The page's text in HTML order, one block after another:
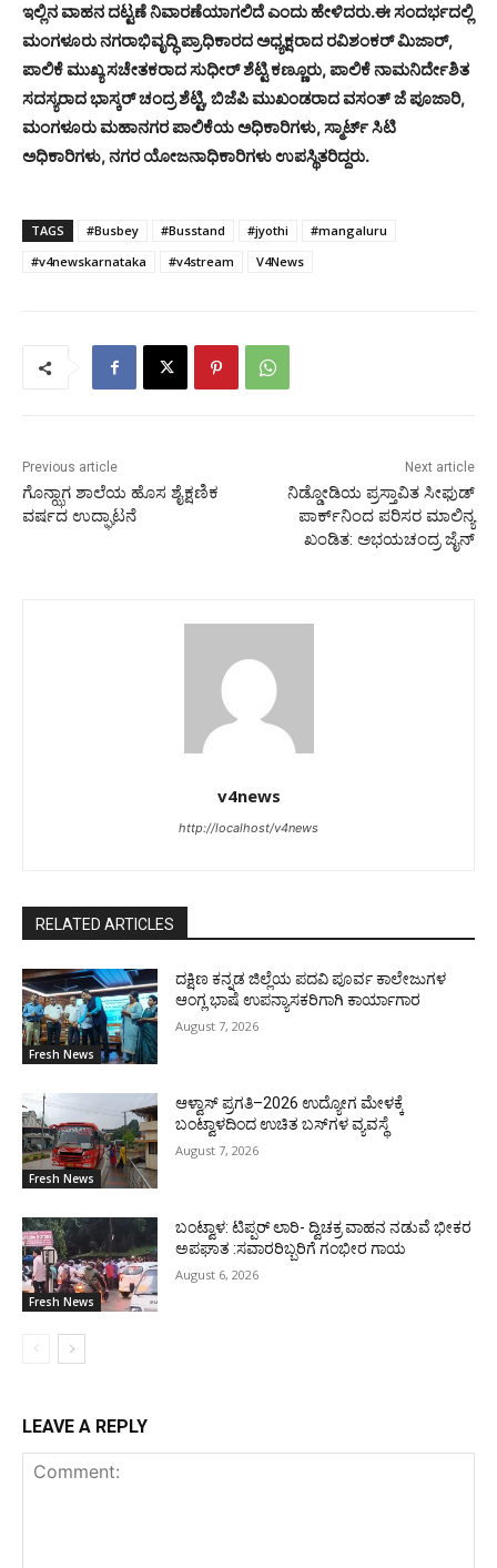
ಇಲ್ಲಿನ ವಾಹನ ದಟ್ಟಣೆ ನಿವಾರಣೆಯಾಗಲಿದೆ ಎಂದು ಹೇಳಿದರು.ಈ ಸಂದರ್ಭದಲ್ಲಿ
ಮಂಗಳೂರು ನಗರಾಭಿವೃದ್ಧಿ ಪ್ರಾಧಿಕಾರದ ಅಧ್ಯಕ್ಷರಾದ ರವಿಶಂಕರ್ ಮಿಜಾರ್,
ಪಾಲಿಕೆ ಮುಖ್ಯ ಸಚೇತಕರಾದ ಸುಧೀರ್ ಶೆಟ್ಟಿ ಕಣ್ಣೂರು, ಪಾಲಿಕೆ ನಾಮನಿರ್ದೇಶಿತ
ಸದಸ್ಯರಾದ ಭಾಸ್ಕರ್ ಚಂದ್ರ ಶೆಟ್ಟಿ, ಬಿಜೆಪಿ ಮುಖಂಡರಾದ ವಸಂತ್ ಜೆ ಪೂಜಾರಿ,
ಮಂಗಳೂರು ಮಹಾನಗರ ಪಾಲಿಕೆಯ ಅಧಿಕಾರಿಗಳು, ಸ್ಮಾರ್ಟ್ ಸಿಟಿ
ಅಧಿಕಾರಿಗಳು, ನಗರ ಯೋಜನಾಧಿಕಾರಿಗಳು ಉಪಸ್ಥಿತರಿದ್ದರು.
TAGS #Busbey #Busstand #jyothi
#mangaluru
#v4newskarnataka
#v4stream V4News
Previous article
ಗೊನ್ಝಾಗ ಶಾಲೆಯ ಹೊಸ ಶೈಕ್ಷಣಿಕ
ವರ್ಷದ ಉದ್ಘಾಟನೆ
Next article
ನಿಡ್ಡೋಡಿಯ ಪ್ರಸ್ತಾವಿತ ಸೀಫುಡ್
ಪಾರ್ಕ್‌ನಿಂದ ಪರಿಸರ ಮಾಲಿನ್ಯ
ಖಂಡಿತ: ಅಭಯಚಂದ್ರ ಜೈನ್
v4news
http://localhost/v4news
RELATED ARTICLES
Fresh News
ದಕ್ಷಿಣ ಕನ್ನಡ ಜಿಲ್ಲೆಯ ಪದವಿ ಪೂರ್ವ ಕಾಲೇಜುಗಳ
ಆಂಗ್ಲ ಭಾಷೆ ಉಪನ್ಯಾಸಕರಿಗಾಗಿ ಕಾರ್ಯಾಗಾರ
August 7, 2026
Fresh News
ಆಳ್ವಾಸ್ ಪ್ರಗತಿ–2026 ಉದ್ಯೋಗ ಮೇಳಕ್ಕೆ
ಬಂಟ್ವಾಳದಿಂದ ಉಚಿತ ಬಸ್‌ಗಳ ವ್ಯವಸ್ಥೆ
August 7, 2026
Fresh News
ಬಂಟ್ವಾಳ: ಟಿಪ್ಪರ್ ಲಾರಿ- ದ್ವಿಚಕ್ರ ವಾಹನ ನಡುವೆ ಭೀಕರ
ಅಪಘಾತ :ಸವಾರರಿಬ್ಬರಿಗೆ ಗಂಭೀರ ಗಾಯ
August 6, 2026
LEAVE A REPLY